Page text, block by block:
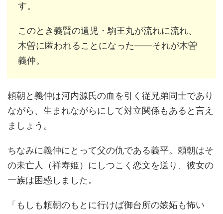
す。
このとき義賢の遺児・駒王丸が流れに流れ、
木曽に匿われることになった――それが木曽
義仲。
頼朝と義仲は河内源氏の血を引く従兄弟同士であり
ながら、生まれながらにして対立関係もあると言え
ましょう。
ちなみに義仲にとって父の仇である義平。頼朝はそ
の未亡人（祥寿姫）にしつこく恋文を送り、彼女の
一族は困惑しました。
「もしも頼朝のもとに行けば御台所の嫉妬も怖い